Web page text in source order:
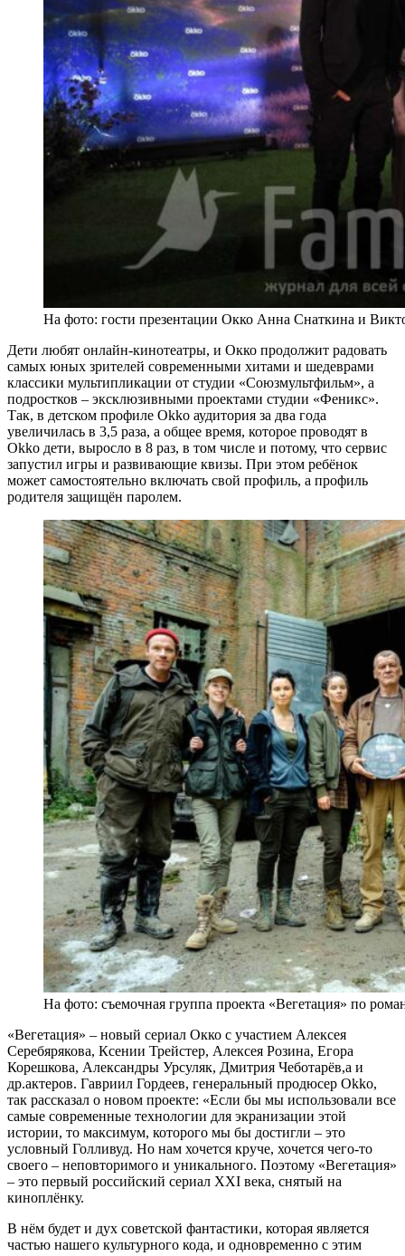
На фото: гости презентации Окко Анна Снаткина и
Дети любят онлайн-кинотеатры, и Окко продолжит радовать
самых юных зрителей современными хитами и шедеврами
классики мультипликации от студии «Союзмультфильм», а
подростков – эксклюзивными проектами студии «Феникс».
Так, в детском профиле Okko аудитория за два года
увеличилась в 3,5 раза, а общее время, которое проводят в
Okko дети, выросло в 8 раз, в том числе и потому, что сервис
запустил игры и развивающие квизы. При этом ребёнок
может самостоятельно включать свой профиль, а профиль
родителя защищён паролем.
На фото: съемочная группа проекта «Вегетация» по
«Вегетация» – новый сериал Окко с участием Алексея
Серебярякова, Ксении Трейстер, Алексея Розина, Егора
Корешкова, Александры Урсуляк, Дмитрия Чеботарёв,а и
др.актеров. Гавриил Гордеев, генеральный продюсер Okko,
так рассказал о новом проекте: «Если бы мы использовали все
самые современные технологии для экранизации этой
истории, то максимум, которого мы бы достигли – это
условный Голливуд. Но нам хочется круче, хочется чего-то
своего – неповторимого и уникального. Поэтому «Вегетация»
– это первый российский сериал ХХI века, снятый на
киноплёнку.
В нём будет и дух советской фантастики, которая является
частью нашего культурного кода, и одновременно с этим